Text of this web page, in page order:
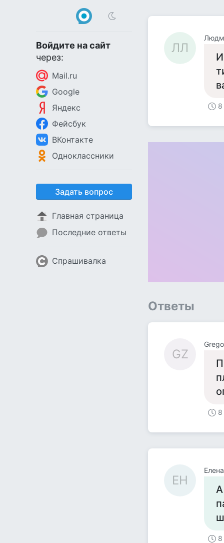
Войдите на сайт
через:
Mail.ru
Google
Яндекс
Фейсбук
ВКонтакте
Одноклассники
Задать вопрос
Главная страница
Последние ответы
Спрашивалка
ЛЛ
8
Ответы
GZ
8
ЕН
8